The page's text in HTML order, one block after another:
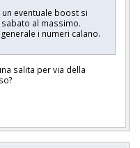
un eventuale boost si
al massimo.
i numeri calano.
salita per via della